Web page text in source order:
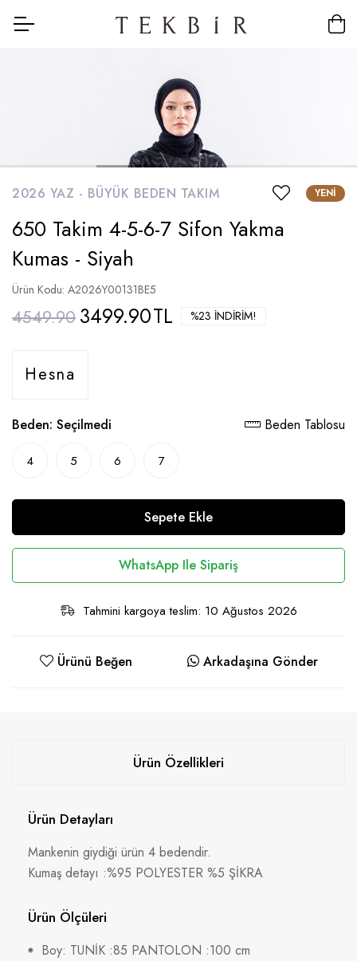
2026 YAZ - BÜYÜK BEDEN TAKIM YENI
650 Takim 4-5-6-7 Sifon Yakma
Kumas - Siyah
Ürün Kodu: A2026Y00131BE5
4549.90 3499.90TL %23 İNDIRIM!
Hesna
Beden: Seçilmedi Beden Tablosu
4 5 6 7
Sepete Ekle
WhatsApp Ile Sipariş
Tahmini kargoya teslim: 10 Ağustos 2026
Ürünü Beğen Arkadaşına Gönder
Ürün Özellikleri
Ürün Detayları
Mankenin giydiği ürün 4 bedendir.
Kumaş detayı :%95 POLYESTER %5 ŞİKRA
Ürün Ölçüleri
Boy: TUNİK :85 PANTOLON :100 cm